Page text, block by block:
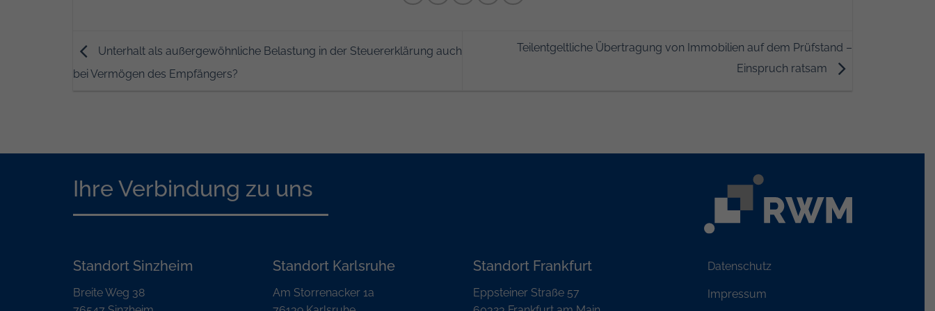
Unterhalt als außergewöhnliche Belastung in der Steuererklärung auch
bei Vermögen des Empfängers?
Teilentgeltliche Übertragung von Immobilien auf dem Prüfstand –
Einspruch ratsam
Ihre Verbindung zu uns
Standort Sinzheim
Breite Weg 38
Standort Karlsruhe
Am Storrenacker 1a
Standort Frankfurt
Eppsteiner Straße 57
Datenschutz
Impressum